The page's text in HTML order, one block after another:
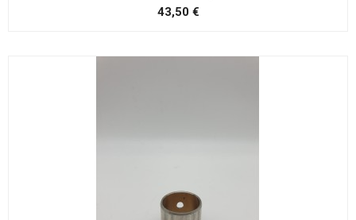
43,50 €Precio